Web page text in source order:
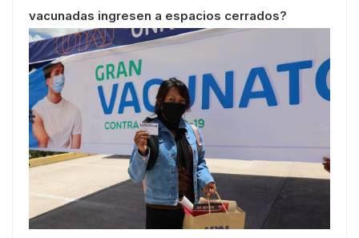
vacunadas ingresen a espacios cerrados?